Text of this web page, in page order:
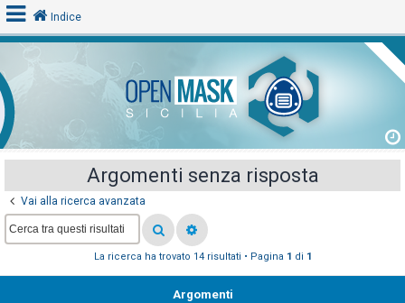
o
g
i
A
Indice
Argomenti senza risposta
Vai alla ricerca avanzata
La ricerca ha trovato 14 risultati • Pagina 1 di 1
Argomenti